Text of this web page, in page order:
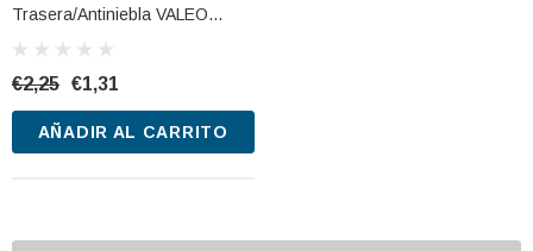
Trasera/antiniebla VALEO
032101 12V 21W
€2,25 €1,31
AÑADIR AL CARRITO